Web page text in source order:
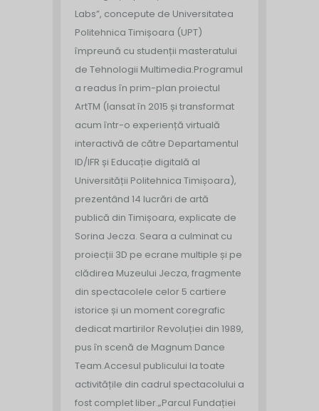
Labs”, concepute de Universitatea
Politehnica Timișoara (UPT)
împreună cu studenții masteratului
de Tehnologii Multimedia.Programul
a readus în prim-plan proiectul
ArtTM (lansat în 2015 și transformat
acum într-o experiență virtuală
interactivă de către Departamentul
ID/IFR și Educație digitală al
Universității Politehnica Timișoara),
prezentând 14 lucrări de artă
publică din Timișoara, explicate de
Sorina Jecza. Seara a culminat cu
proiecții 3D pe ecrane multiple și pe
clădirea Muzeului Jecza, fragmente
din spectacolele celor 5 cartiere
istorice și un moment coregrafic
dedicat martirilor Revoluției din 1989,
pus în scenă de Magnum Dance
Team.Accesul publicului la toate
activitățile din cadrul spectacolului a
fost complet liber.„Parcul Fundației